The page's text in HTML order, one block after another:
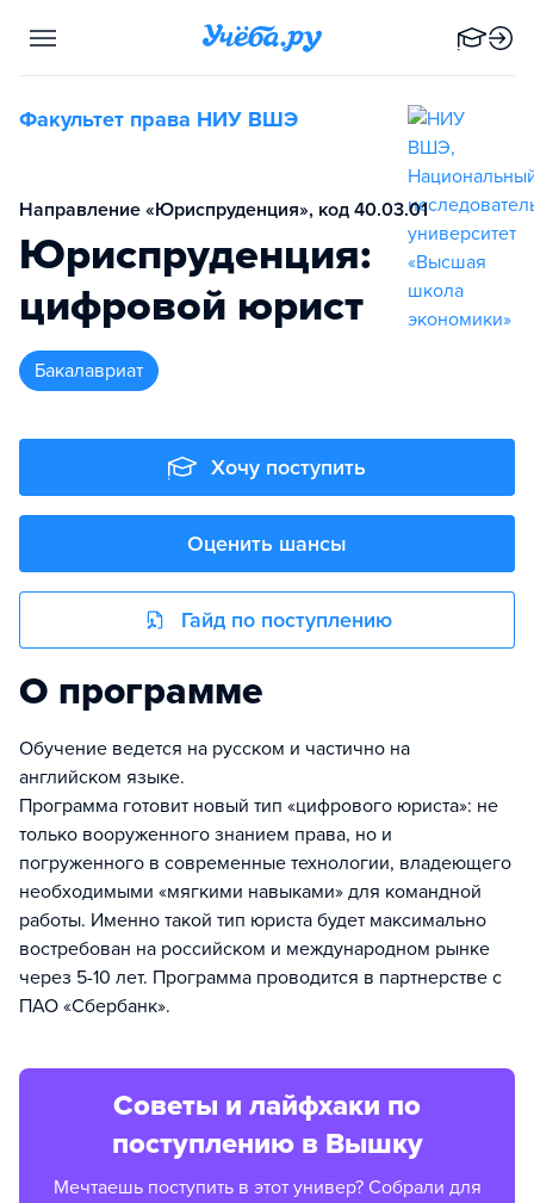
Факультет права НИУ ВШЭ
Направление «Юриспруденция», код 40.03.01
Юриспруденция:
цифровой юрист
бакалавриат
Хочу поступить
Оценить шансы
Гайд по поступлению
О программе
Обучение ведется на русском и частично на
английском языке.
Программа готовит новый тип «цифрового юриста»: не
только вооруженного знанием права, но и
погруженного в современные технологии, владеющего
необходимыми «мягкими навыками» для командной
работы. Именно такой тип юриста будет максимально
востребован на российском и международном рынке
через 5-10 лет. Программа проводится в партнерстве с
ПАО «Сбербанк».
Советы и лайфхаки по
поступлению в Вышку
Мечтаешь поступить в этот универ? Собрали для